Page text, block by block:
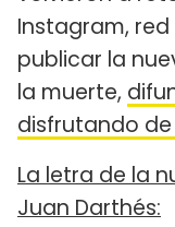
Instagram,
publicar la
la muerte,
disfrutando
La letra de la
Juan Darthés: